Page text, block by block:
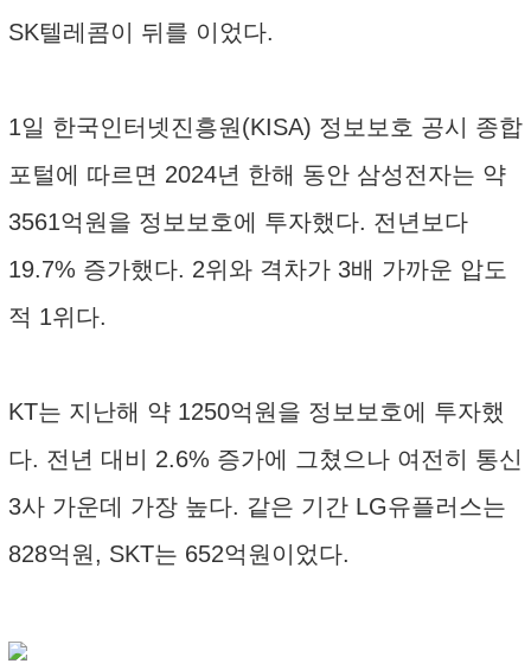
SK텔레콤이 뒤를 이었다.
1일 한국인터넷진흥원(KISA) 정보보호 공시 종합
포털에 따르면 2024년 한해 동안 삼성전자는 약
3561억원을 정보보호에 투자했다. 전년보다
19.7% 증가했다. 2위와 격차가 3배 가까운 압도
적 1위다.
KT는 지난해 약 1250억원을 정보보호에 투자했
다. 전년 대비 2.6% 증가에 그쳤으나 여전히 통신
3사 가운데 가장 높다. 같은 기간 LG유플러스는
828억원, SKT는 652억원이었다.